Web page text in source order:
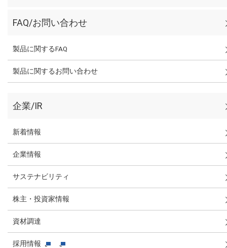
FAQ/お問い合わせ
製品に関するFAQ
製品に関するお問い合わせ
企業/IR
新着情報
企業情報
サステナビリティ
株主・投資家情報
資材調達
採用情報